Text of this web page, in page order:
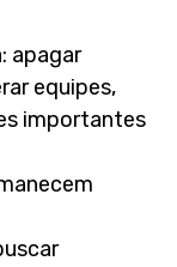
apagar
equipes,
importantes